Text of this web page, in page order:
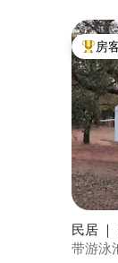
热门
房
民居
带游泳